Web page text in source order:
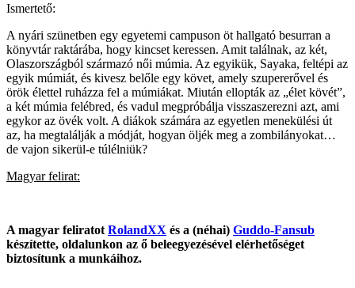
Ismertető:
A nyári szünetben egy egyetemi campuson öt hallgató besurran a
könyvtár raktárába, hogy kincset keressen. Amit találnak, az két,
Olaszországból származó női múmia. Az egyikük, Sayaka, feltépi az
egyik múmiát, és kivesz belőle egy követ, amely szupererővel és
örök élettel ruházza fel a múmiákat. Miután ellopták az „élet kövét”,
a két múmia felébred, és vadul megpróbálja visszaszerezni azt, ami
egykor az övék volt. A diákok számára az egyetlen menekülési út
az, ha megtalálják a módját, hogyan öljék meg a zombilányokat…
de vajon sikerül-e túlélniük?
Magyar felirat:
A magyar feliratot RolandXX és a (néhai) Guddo-Fansub
készítette, oldalunkon az ő beleegyezésével elérhetőséget
biztosítunk a munkáihoz.